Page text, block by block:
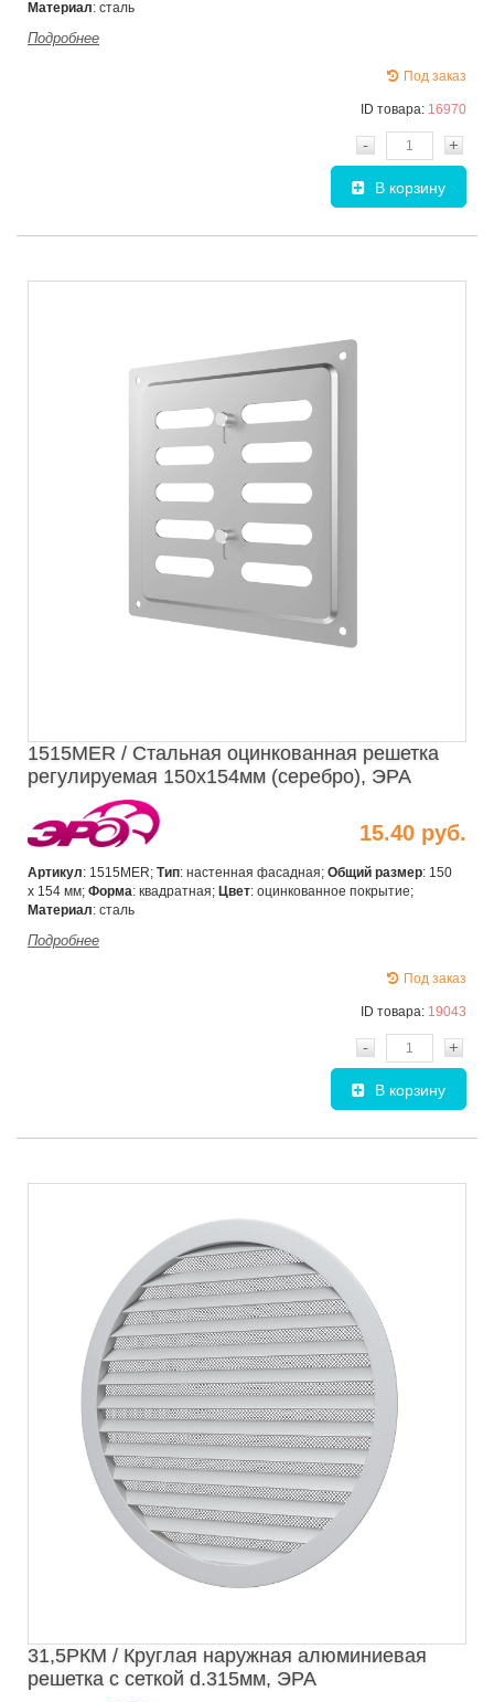
Материал: сталь
Подробнее
Под заказ
ID товара: 16970
- +
В корзину
1515MER / Стальная оцинкованная решетка
регулируемая 150х154мм (серебро), ЭРА
15.40 руб.
Артикул: 1515MER; Тип: настенная фасадная; Общий размер: 150
х 154 мм; Форма: квадратная; Цвет: оцинкованное покрытие;
Материал: сталь
Подробнее
Под заказ
ID товара: 19043
- +
В корзину
31,5РКМ / Круглая наружная алюминиевая
решетка с сеткой d.315мм, ЭРА